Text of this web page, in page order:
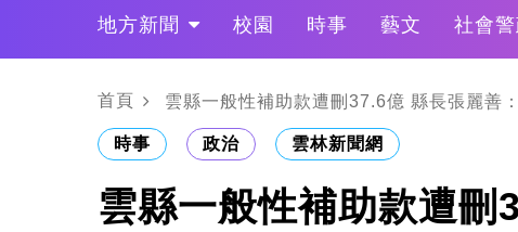
地方新聞 校園 時事 藝文 社會警
政治
財經 LO叩敲敲門
首頁 雲縣一般性補助款遭刪37.6億 縣長張麗善
時事 政治 雲林新聞網
雲縣一般性補助款遭